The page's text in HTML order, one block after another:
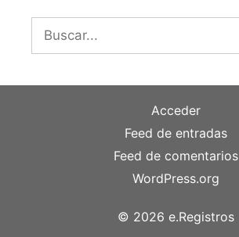
Buscar:
Acceder
Feed de entradas
Feed de comentarios
WordPress.org
© 2026 e.Registros